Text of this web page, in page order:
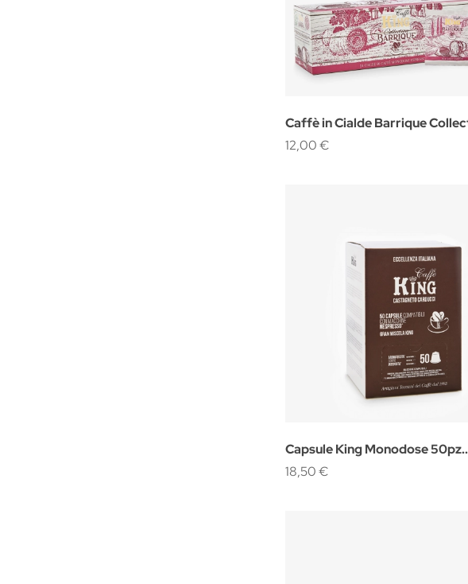
Caffè in Cialde Barrique
24PZ.
12,00 €
Capsule King Monodose 50pz.
Compatibili Nespresso
18,50 €